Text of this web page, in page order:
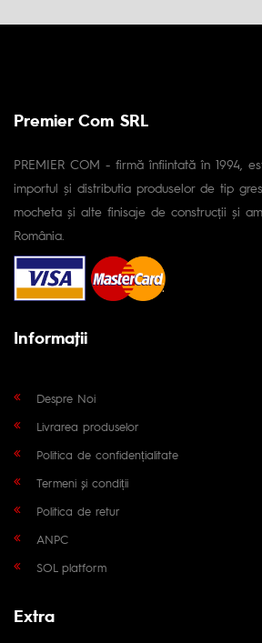
Premier Com SRL
PREMIER COM - firmă înfiintată în 1994,
importul și distributia produselor de tip
mocheta și alte finisaje de construcții și
România.
Informaţii
Despre Noi
Livrarea produselor
Politica de confidențialitate
Termeni și condiții
Politica de retur
ANPC
SOL platform
Extra